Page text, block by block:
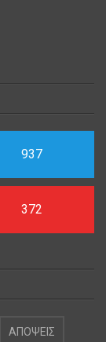
937
372
ΑΠΟΨΕΙΣ